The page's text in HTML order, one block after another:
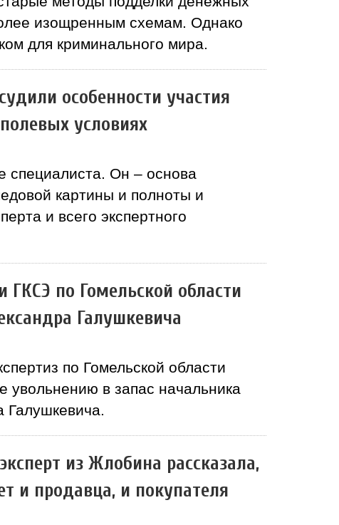
изощренным схемам. Однако
для криминального мира.
особенности участия
условиях
специалиста. Он – основа
картины и полноты и
и всего экспертного
по Гомельской области
Галушкевича
по Гомельской области
увольнению в запас начальника
из Жлобина рассказала,
и продавца, и покупателя